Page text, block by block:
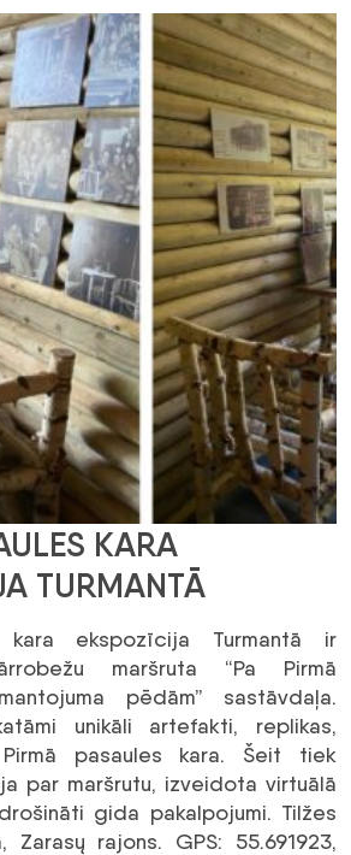
KARA
TURMANTĀ
kara ekspozīcija Turmantā ir
maršruta “Pa Pirmā
pēdām” sastāvdaļa.
unikāli artefakti, replikas,
pasaules kara. Šeit tiek
par maršrutu, izveidota virtuālā
gida pakalpojumi. Tilžes
Zarasų rajons. GPS: 55.691923,